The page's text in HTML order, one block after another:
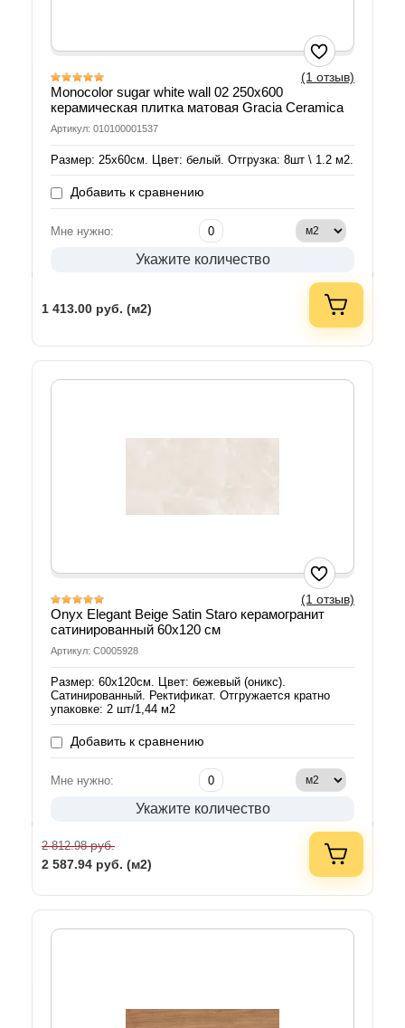
(1 отзыв)
Monocolor sugar white wall 02 250х600
керамическая плитка матовая Gracia Ceramica
Артикул: 010100001537
Размер: 25х60см. Цвет: белый. Отгрузка: 8шт \ 1.2 м2.
Добавить к сравнению
Мне нужно:
Укажите количество
1 413.00 руб. (м2)
(1 отзыв)
Onyx Elegant Beige Satin Staro керамогранит
сатинированный 60х120 см
Артикул: С0005928
Размер: 60х120см. Цвет: бежевый (оникс).
Сатинированный. Ректификат. Отгружается кратно
упаковке: 2 шт/1,44 м2
Добавить к сравнению
Мне нужно:
Укажите количество
2 812.98руб.
2 587.94 руб. (м2)